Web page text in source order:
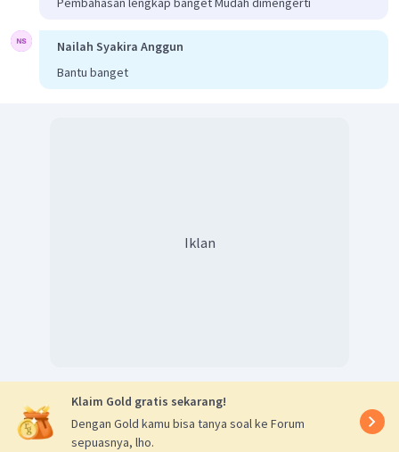
Nailah Syakira Anggun
Bantu banget
Iklan
Klaim Gold gratis sekarang!
Dengan Gold kamu bisa tanya soal ke Forum
sepuasnya, lho.